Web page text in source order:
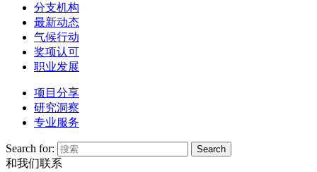
分支机构
最新动态
气候行动
奖项认可
职业发展
项目分享
研究洞察
专业服务
Search for:
和我们联系